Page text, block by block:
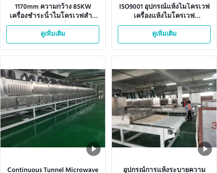
1170mm ความกว้าง 85KW
เครื่องชําระน้ําไมโครเวฟสําห
รับการพิมพ์ผง
ดูเพิ่มเติม
ISO9001 อุปกรณ์แห้งไมโครเวฟ
เครื่องแห้งไมโครเวฟ
อุตสาหกรรม 35kVA
ดูเพิ่มเติม